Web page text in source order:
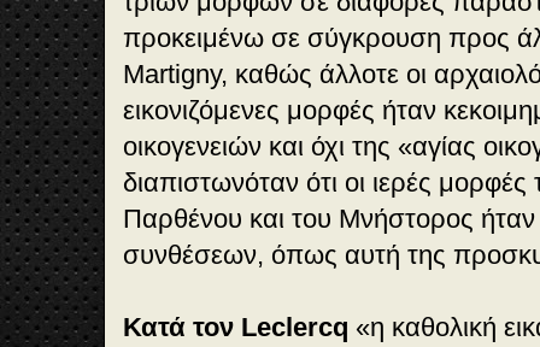
προκειμένω σε σύγκρουση προς
Martigny, καθώς άλλοτε οι
εικονιζόμενες μορφές ήταν
οικογενειών και όχι της «αγίας
διαπιστωνόταν ότι οι ιερές
Παρθένου και του Μνήστορος
συνθέσεων, όπως αυτή της
Κατά τον Leclercq «η καθολική